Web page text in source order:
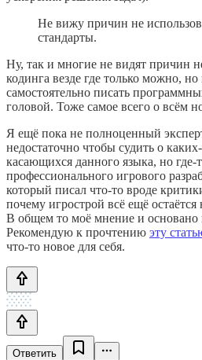
Не вижу причин не
стандарты.
Ну, так и многие не видят причин
кодинга везде где только можно,
самостоятельно писать
головой. Тоже самое всего о всём
Я ещё пока не полноценный
недостаточно чтобы судить о
касающихся данного языка, но где-
профессионального игрового
который писал что-то вроде
почему игрострой всё ещё остаётся
В общем то моё мнение и основано
Рекомендую к прочтению эту
что-то новое для себя.
Ответить